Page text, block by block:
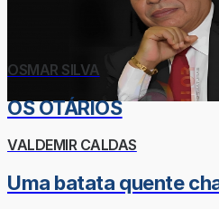
OSMAR SILVA
OS OTÁRIOS
VALDEMIR CALDAS
Uma batata quente